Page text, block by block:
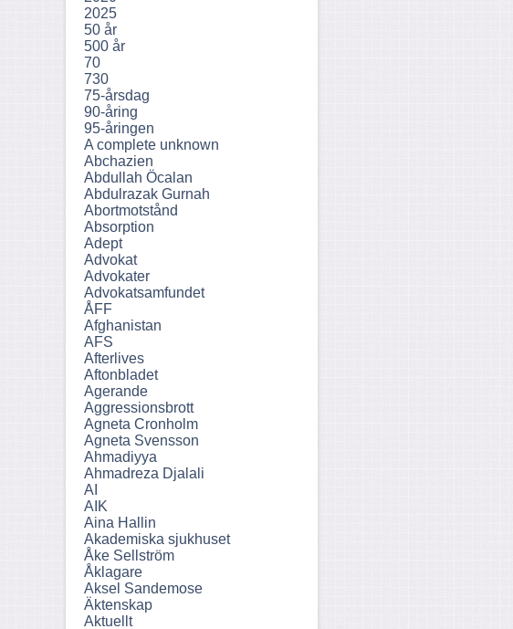
2025
50 år
500 år
70
730
75-årsdag
90-åring
95-åringen
A complete unknown
Abchazien
Abdullah Öcalan
Abdulrazak Gurnah
Abortmotstånd
Absorption
Adept
Advokat
Advokater
Advokatsamfundet
ÅFF
Afghanistan
AFS
Afterlives
Aftonbladet
Agerande
Aggressionsbrott
Agneta Cronholm
Agneta Svensson
Ahmadiyya
Ahmadreza Djalali
AI
AIK
Aina Hallin
Akademiska sjukhuset
Åke Sellström
Åklagare
Aksel Sandemose
Äktenskap
Aktuellt